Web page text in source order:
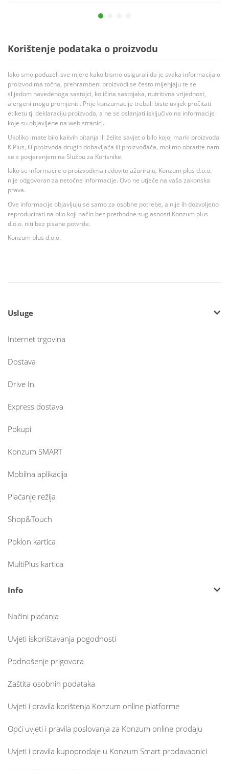
Korištenje podataka o proizvodu
Iako smo poduzeli sve mjere kako bismo osigurali da je svaka informacija o
proizvodima točna, prehrambeni proizvodi se često mijenjaju te se
slijedom navedenoga sastojci, količina sastojaka, nutritivna vrijednost,
alergeni mogu promjeniti. Prije konzumacije trebali biste uvijek pročitati
etiketu tj. deklaraciju proizvoda, a ne se oslanjati isključivo na informacije
koje su objavljene na web stranici.
Ukoliko imate bilo kakvih pitanja ili želite savjet o bilo kojoj marki proizvoda
K Plus, ili proizvoda drugih dobavljača ili proizvođača, molimo obratite nam
se s povjerenjem na Službu za Korisnike.
Iako se informacije o proizvodima redovito ažuriraju, Konzum plus d.o.o.
nije odgovoran za netočne informacije. Ovo ne utječe na vaša zakonska
prava.
Ove informacije objavljuju se samo za osobne potrebe, a nije ih dozvoljeno
reproducirati na bilo koji način bez prethodne suglasnosti Konzum plus
d.o.o. niti bez pisane potvrde.
Konzum plus d.o.o.
Usluge
Internet trgovina
Dostava
Drive In
Express dostava
Pokupi
Konzum SMART
Mobilna aplikacija
Plaćanje režija
Shop&Touch
Poklon kartica
MultiPlus kartica
Info
Načini plaćanja
Uvjeti iskorištavanja pogodnosti
Podnošenje prigovora
Zaštita osobnih podataka
Uvjeti i pravila korištenja Konzum online platforme
Opći uvjeti i pravila poslovanja za Konzum online prodaju
Uvjeti i pravila kupoprodaje u Konzum Smart prodavaonici